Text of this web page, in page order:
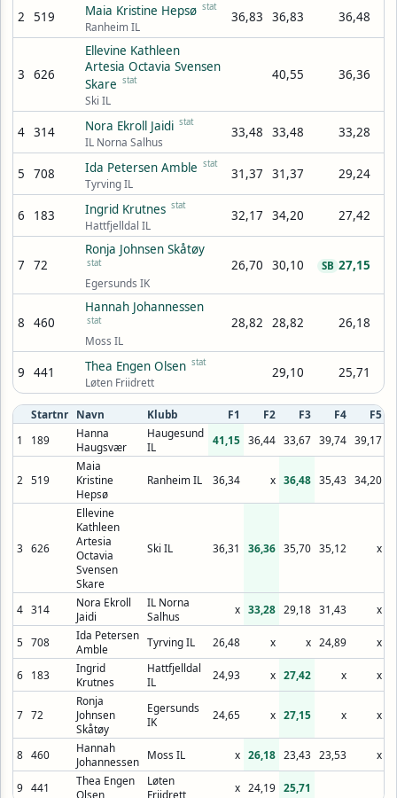
2 519 Maia Kristine Hepsø stat
Ranheim IL
36,83 36,83 36,48
3 626
Ellevine Kathleen
Artesia Octavia Svensen
Skare stat
Ski IL
40,55 36,36
4 314 Nora Ekroll Jaidi stat
IL Norna Salhus
33,48 33,48 33,28
5 708 Ida Petersen Amble stat
Tyrving IL
31,37 31,37 29,24
6 183 Ingrid Krutnes stat
Hattfjelldal IL
32,17 34,20 27,42
7 72
Ronja Johnsen Skåtøy
stat
Egersunds IK
26,70 30,10 27,15
SB
8 460
Hannah Johannessen
stat
Moss IL
28,82 28,82 26,18
9 441 Thea Engen Olsen stat
Løten Friidrett
29,10 25,71
Startnr Navn Klubb F1 F2 F3 F4
F5
1
189
Hanna
Haugsvær
Haugesund
IL
41,15 36,44 33,67 39,74 39,17
2 519
Maia
Kristine
Hepsø
Ranheim IL 36,34 x 36,48 35,43 34,20
3 626
Ellevine
Kathleen
Artesia
Octavia
Svensen
Skare
Ski IL 36,31 36,36 35,70 35,12 x
4 314
Nora Ekroll
Jaidi
IL Norna
Salhus
x 33,28 29,18 31,43 x
5 708
Ida Petersen
Amble
Tyrving IL 26,48 x x 24,89 x
6 183
Ingrid
Krutnes
Hattfjelldal
IL
24,93 x 27,42 x x
7 72
Ronja
Johnsen
Skåtøy
Egersunds
IK
24,65 x 27,15 x x
8 460
Hannah
Johannessen
Moss IL x 26,18 23,43 23,53 x
9 441
Thea Engen
Olsen
Løten
Friidrett
x 24,19 25,71